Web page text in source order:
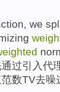
, we
通过引入代
数TV去噪